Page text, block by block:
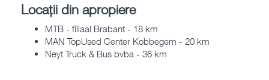
Locații din apropiere
MTB - filiaal Brabant - 18 km
MAN TopUsed Center Kobbegem - 20 km
Neyt Truck & Bus bvba - 36 km